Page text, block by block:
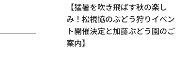
【​猛暑を吹き飛ばす秋の楽し
み！松視協のぶどう狩りイベン
ト開催決定と加藤ぶどう園のご
案内】